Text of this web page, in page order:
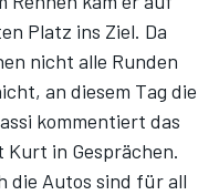
Platz ins Ziel. Da
nicht alle Runden
an diesem Tag die
kommentiert das
Kurt in Gesprächen.
die Autos sind für all